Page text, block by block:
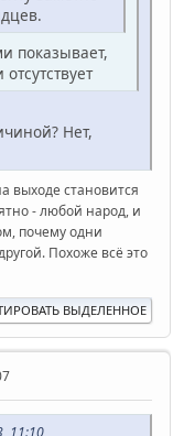
показывает,
Нет,
выходе становится
- любой народ, и
почему одни
Похоже всё это
ВЫДЕЛЕННОЕ
11:10